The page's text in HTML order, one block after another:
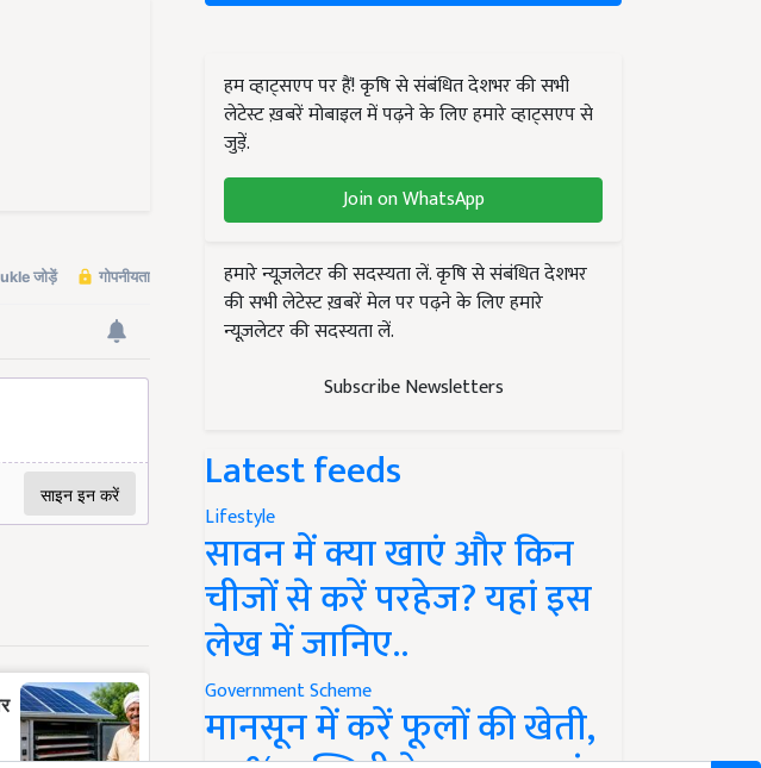
हम व्हाट्सएप पर हैं! कृषि से संबंधित देशभर की सभी
लेटेस्ट ख़बरें मोबाइल में पढ़ने के लिए हमारे व्हाट्सएप से
जुड़ें.
Join on WhatsApp
हमारे न्यूज़लेटर की सदस्यता लें. कृषि से संबंधित देशभर
की सभी लेटेस्ट ख़बरें मेल पर पढ़ने के लिए हमारे
न्यूज़लेटर की सदस्यता लें.
Subscribe Newsletters
Latest feeds
Lifestyle
सावन में क्या खाएं और किन
चीजों से करें परहेज? यहां इस
लेख में जानिए..
Government Scheme
मानसून में करें फूलों की खेती,